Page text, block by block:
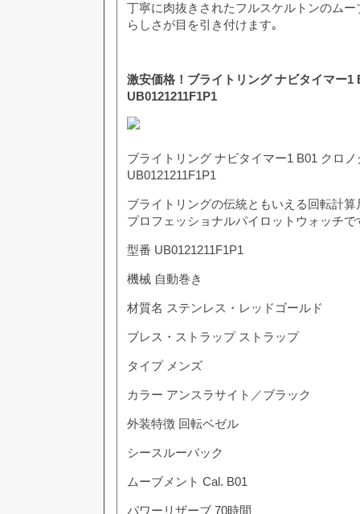
丁寧に肉抜きされたフルスケルトンのム
らしさが目を引き付けます｡
激安価格！ブライトリング ナビタイマー1
UB0121211F1P1
ブライトリング ナビタイマー1 B01 クロノ
UB0121211F1P1
ブライトリングの伝統ともいえる回転計
プロフェッショナルパイロットウォッチで
型番 UB0121211F1P1
機械 自動巻き
材質名 ステンレス・レッドゴールド
ブレス・ストラップ ストラップ
タイプ メンズ
カラー アンスラサイト／ブラック
外装特徴 回転ベゼル
シースルーバック
ムーブメント Cal. B01
パワーリザーブ 70時間